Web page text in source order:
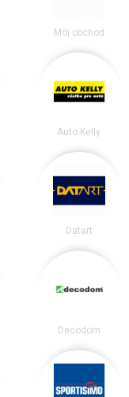
Môj obchod
Auto Kelly
Datart
Decodom